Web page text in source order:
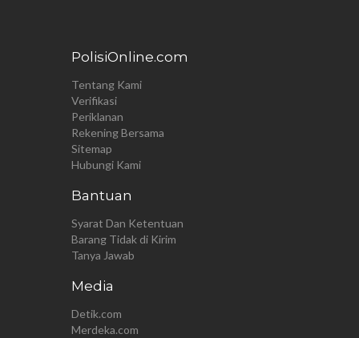
PolisiOnline.com
Tentang Kami
Verifikasi
Periklanan
Rekening Bersama
Sitemap
Hubungi Kami
Bantuan
Syarat Dan Ketentuan
Barang Tidak di Kirim
Tanya Jawab
Media
Detik.com
Merdeka.com